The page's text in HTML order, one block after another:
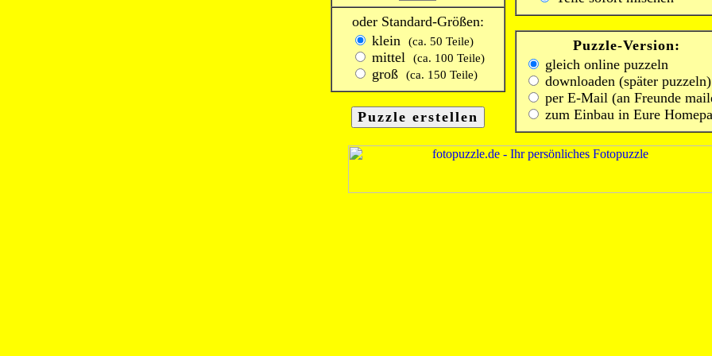
oder Standard-Größen:
klein
(ca. 50 Teile)
mittel (ca. 100 Teile)
groß (ca. 150 Teile)
Puzzle-Version:
gleich online puzzeln
downloaden (später puzzeln)
per E-Mail (an Freunde
zum Einbau in Eure